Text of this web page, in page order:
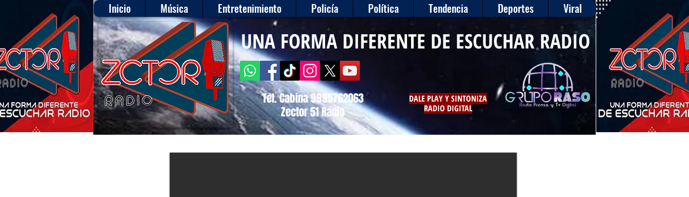
Inicio Música Entretenimiento Policía Política Tendencia Deportes Viral
Tel. Cabina 9995762063
Zector 51 Radio
DALE PLAY Y SINTONIZA
RADIO DIGITAL
UNA FORMA DIFERENTE DE ESCUCHAR RADIO